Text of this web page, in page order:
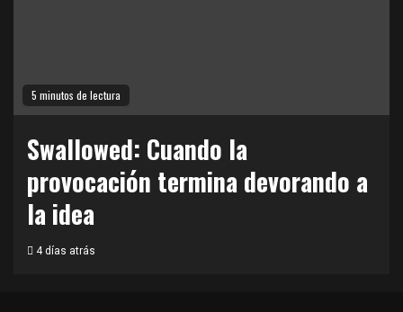
5 minutos de lectura
Swallowed: Cuando la
provocación termina devorando a
la idea
4 días atrás